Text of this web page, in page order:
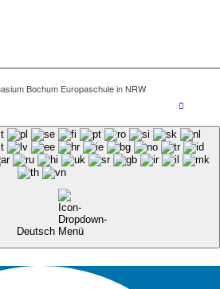
Bochum Europaschule in NRW
Deutsch